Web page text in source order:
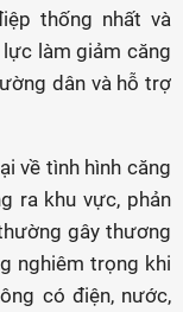
thống nhất và
làm giảm căng
dân và hỗ trợ
về tình hình căng
ra khu vực, phản
gây thương
nghiêm trọng khi
có điện, nước,